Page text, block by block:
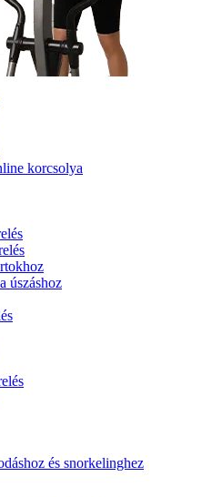
korcsolya
úszáshoz
és snorkelinghez